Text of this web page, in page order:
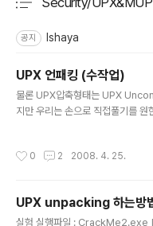
공지 Ishaya
UPX 언패킹 (수작업)
물론 UPX압축형태는 UPX
지만 우리는 손으로 직접풀기를
경우 100% 압축이다. 압축이 되어
는 글자가 보인다.!! 자 이런경우
다. 이제 압축을 풀기위해 도구가
고 방금 사용한..
0 2 2008. 4. 25.
UPX unpacking 하는방
실험 실행파일 :